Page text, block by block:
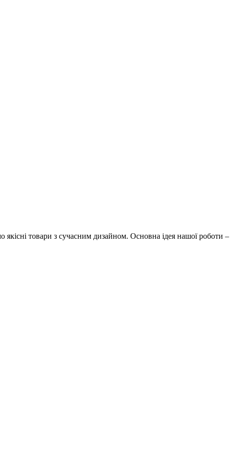
товари з сучасним дизайном. Основна ідея нашої роботи –